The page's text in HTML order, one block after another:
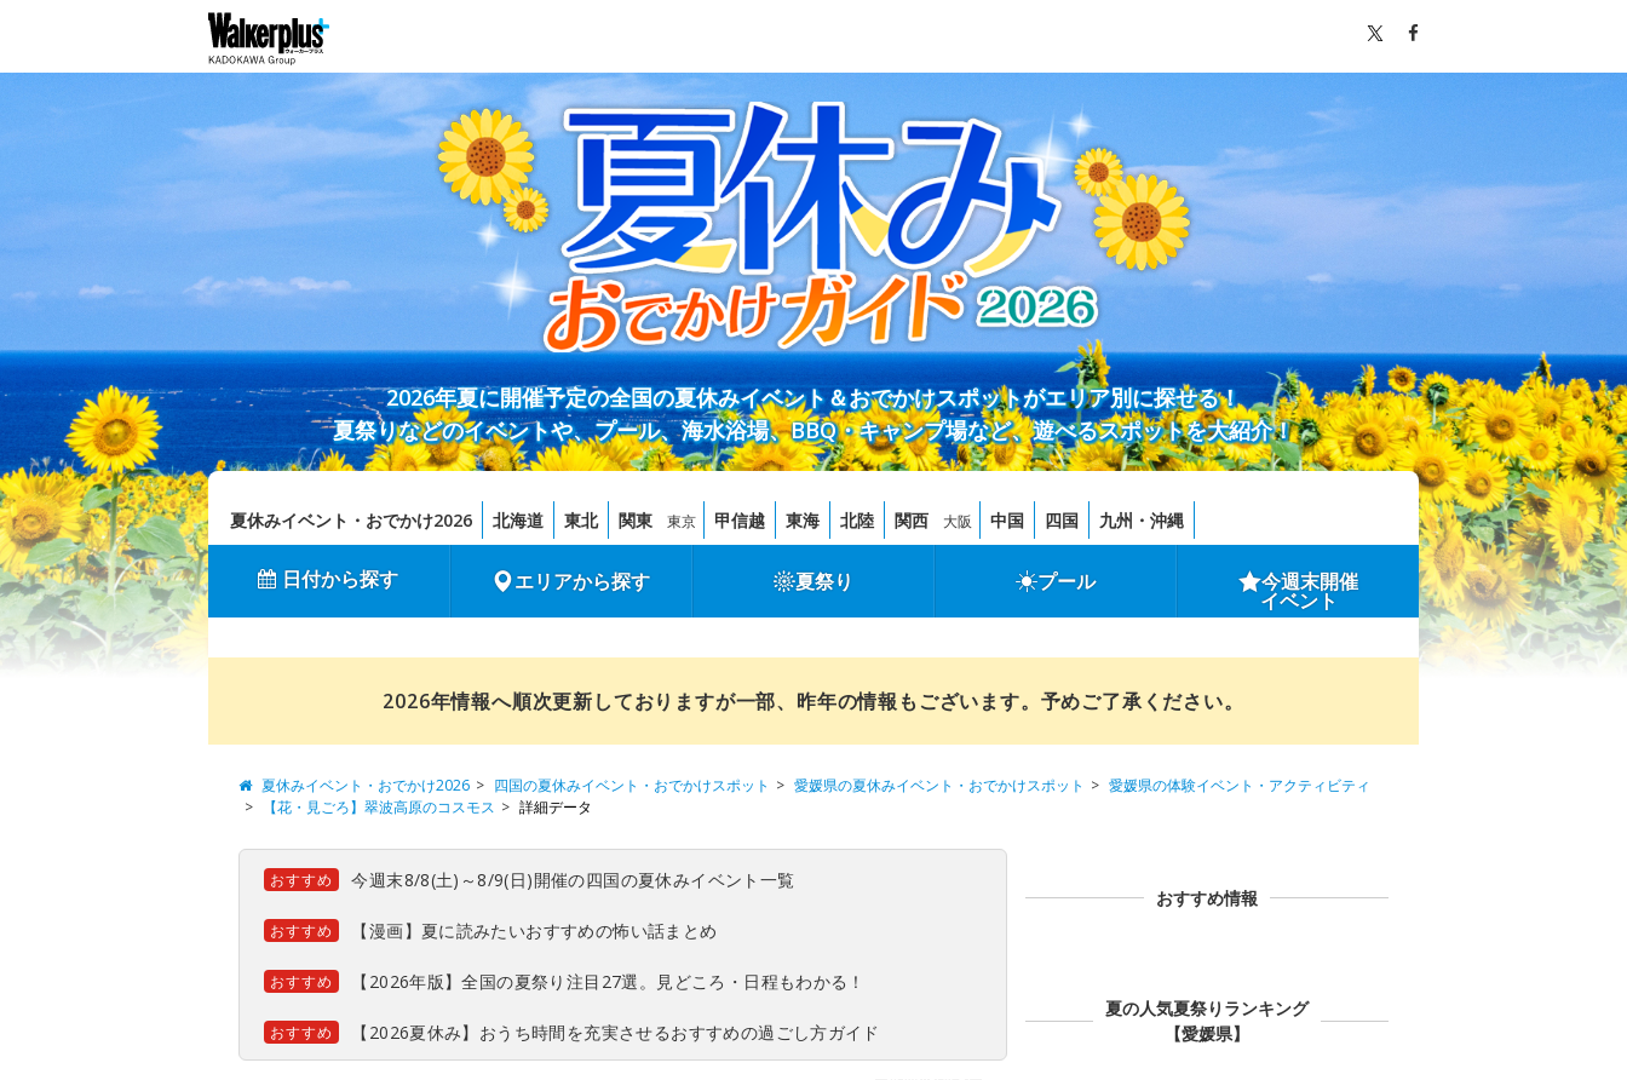
2026年夏に開催予定の全国の夏休みイベント＆おでかけスポットがエリア別に探せる！
夏祭りなどのイベントや、プール、海水浴場、BBQ・キャンプ場など、遊べるスポットを大紹介！
夏休みイベント・おでかけ2026 北海道 東北 関東 東京 甲信越 東海 北陸 関西 大阪 中国 四国 九州・沖縄
日付から探す エリアから探す 夏祭り プール 今週末開催
イベント
2026年情報へ順次更新しておりますが一部、昨年の情報もございます。予めご了承ください。
夏休みイベント・おでかけ2026 四国の夏休みイベント・おでかけスポット 愛媛県の夏休みイベント・おでかけスポット
愛媛県の体験イベント・アクティビティ
【花・見ごろ】翠波高原のコスモス
詳細データ
おすすめ 今週末8/8(土)～8/9(日)開催の四国の夏休みイベント一覧
おすすめ 【漫画】夏に読みたいおすすめの怖い話まとめ
おすすめ 【2026年版】全国の夏祭り注目27選。見どころ・日程もわかる！
おすすめ 【2026夏休み】おうち時間を充実させるおすすめの過ごし方ガイド
おすすめ情報
夏の人気夏祭りランキング
【愛媛県】